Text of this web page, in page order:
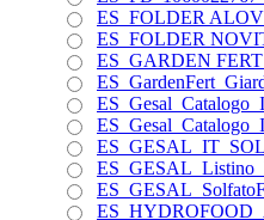
ES_FOLDER
ES_FOLDER
ES_GARDEN